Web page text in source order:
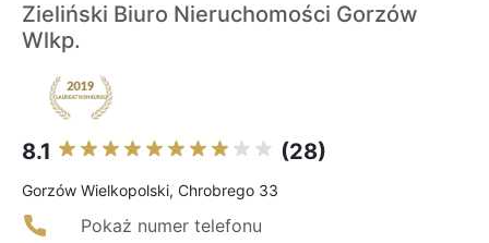
Zieliński Biuro Nieruchomości Gorzów
Wlkp.
8.1 (28)
Gorzów Wielkopolski, Chrobrego 33
Pokaż numer telefonu